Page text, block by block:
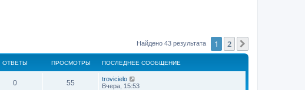
Найдено 43 результата 1 2
ОТВЕТЫ ПРОСМОТРЫ ПОСЛЕДНЕЕ СООБЩЕНИЕ
0 55
trovicielo
Вчера, 15:53